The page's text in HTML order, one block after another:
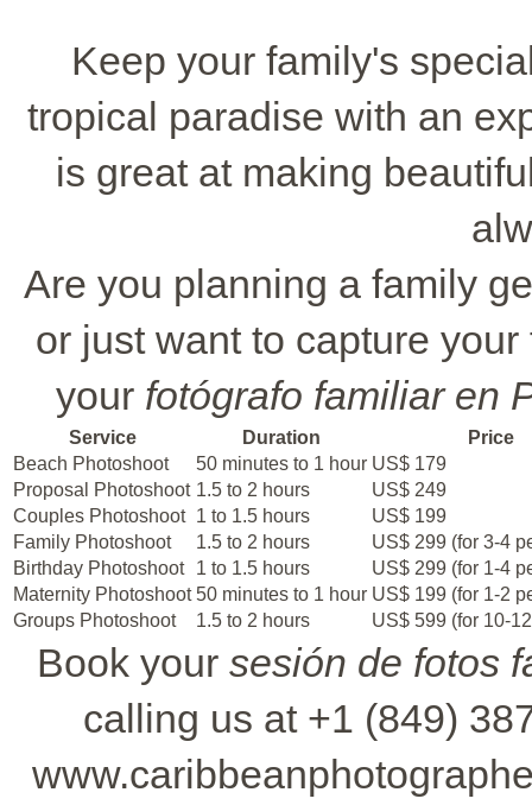
Keep your family's
tropical paradise with an
is great at making
Are you planning a family
or just want to capture
your fotógrafo familiar en
Service Duration
Price
Beach Photoshoot
50 minutes to 1 hour US$ 179
Proposal Photoshoot 1.5 to 2 hours
US$ 249
Couples Photoshoot 1 to 1.5 hours
US$ 199
Family Photoshoot
1.5 to 2 hours
US$ 299 (for 3-4
Birthday Photoshoot
1 to 1.5 hours
US$ 299 (for 1-4
Maternity Photoshoot 50 minutes to 1 hour US$ 199 (for 1-2
Groups Photoshoot
1.5 to 2 hours US$ 599 (for 10-
Book your sesión de fotos
calling us at +1 (849)